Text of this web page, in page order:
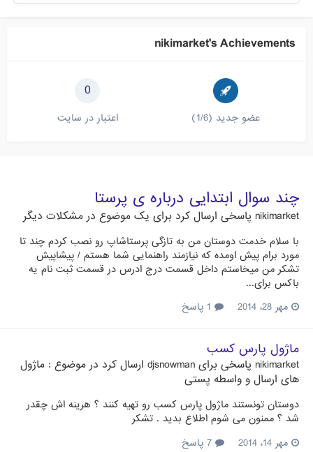
nikimarket's Achievements
عضو جدید (1/6)
0
اعتبار در سایت
چند سوال ابتدایی درباره ی پرستا
nikimarket پاسخی ارسال کرد برای یک موضوع در مشکلات دیگر
با سلام خدمت دوستان من به تازگی پرستاشاپ رو نصب کردم چند تا
مورد برام پیش اومده که نیازمند راهنمایی شما هستم / پیشاپیش
تشکر من میخاستم داخل قسمت درج ادرس در قسمت ثبت نام یه
باکس برای...
مهر 28، 2014
ماژول پارس کسب
nikimarket پاسخی برای djsnowman ارسال کرد در موضوع : ماژول
های ارسال و واسطه پستی
دوستان تونستند ماژول پارس کسب رو تهیه کنند ؟ هرینه اش چقدر
شد ؟ ممنون می شوم اطلاع بدید . تشکر
مهر 14، 2014